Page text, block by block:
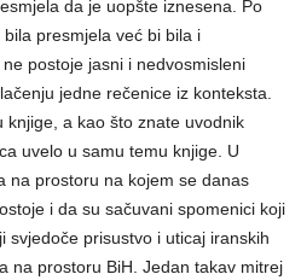
da je uopšte iznesena. Po
presmjela već bi bila i
postoje jasni i nedvosmisleni
jedne rečenice iz konteksta.
knjige, a kao što znate uvodnik
uvelo u samu temu knjige. U
na prostoru na kojem se danas
i da su sačuvani spomenici koji
svjedoče prisustvo i uticaj iranskih
na prostoru BiH. Jedan takav mitrej